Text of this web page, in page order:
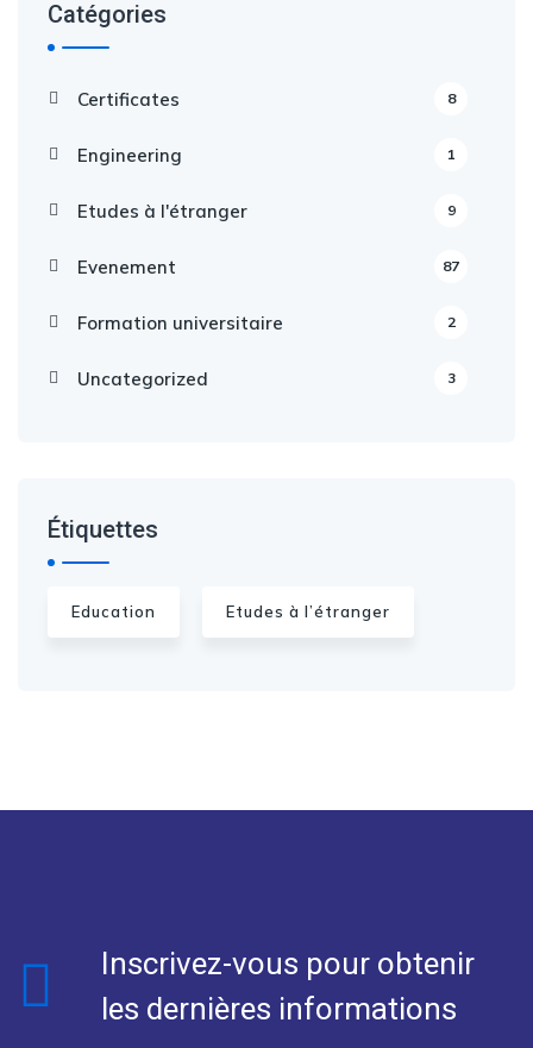
Catégories
Certificates 8
Engineering 1
Etudes à l'étranger 9
Evenement 87
Formation universitaire 2
Uncategorized 3
Étiquettes
Education Etudes à l’étranger
Inscrivez-vous pour obtenir
les dernières informations